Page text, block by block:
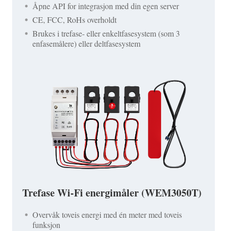
Åpne API for integrasjon med din egen server
CE, FCC, RoHs overholdt
Brukes i trefase- eller enkeltfasesystem (som 3
enfasemålere) eller deltfasesystem
Trefase Wi-Fi energimåler (WEM3050T)
Overvåk toveis energi med én meter med toveis
funksjon